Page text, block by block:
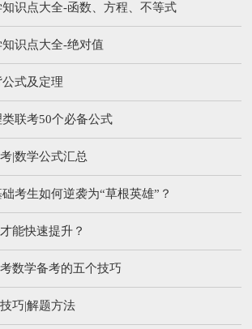
识点大全-函数、方程、不等式
识点大全-绝对值
式及定理
联考50个必备公式
|数学公式汇总
考生如何逆袭为“草根英雄”？
能快速提升？
数学备考的五个技巧
巧|解题方法